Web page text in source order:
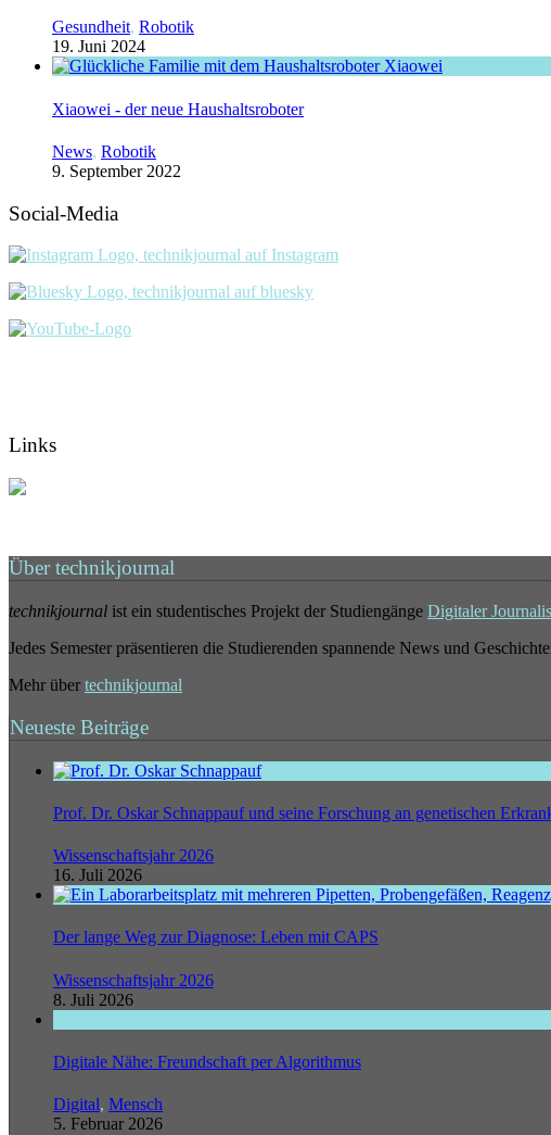
Gesundheit, Robotik
19. Juni 2024
Xiaowei - der neue Haushaltsroboter
News, Robotik
9. September 2022
Social-Media
Links
Über technikjournal
technikjournal ist ein studentisches Projekt der Studiengänge Digitaler
Jedes Semester präsentieren die Studierenden spannende News und
Mehr über technikjournal
Neueste Beiträge
Prof. Dr. Oskar Schnappauf und seine Forschung an genetischen
Wissenschaftsjahr 2026
16. Juli 2026
Der lange Weg zur Diagnose: Leben mit CAPS
Wissenschaftsjahr 2026
8. Juli 2026
Digitale Nähe: Freundschaft per Algorithmus
Digital, Mensch
5. Februar 2026